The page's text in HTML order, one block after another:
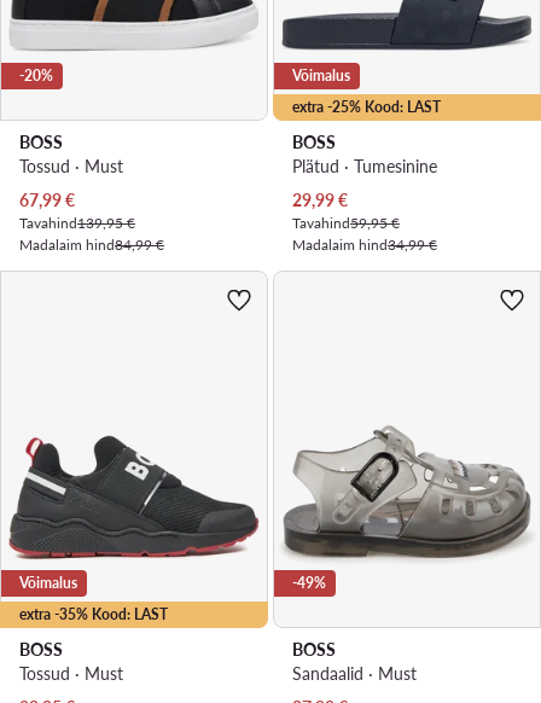
-20%
BOSS
Tossud · Must
Praegune hind
67,99€
Tavahind139,95 €
Madalaim hind84,99 €
extra -25% Kood: LAST
Võimalus
BOSS
Plätud · Tumesinine
Praegune hind
29,99€
Tavahind59,95 €
Madalaim hind34,99 €
extra -35% Kood: LAST
Võimalus
BOSS
Tossud · Must
-49%
BOSS
Sandaalid · Must